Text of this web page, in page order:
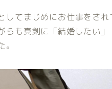
してまじめにお仕事をされ
らも真剣に「結婚したい
。